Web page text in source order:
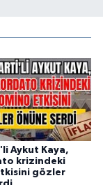
Aykut Kaya,
krizindeki
gözler